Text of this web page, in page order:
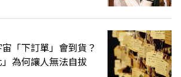
「下訂單」會到貨？
為何讓人無法自拔